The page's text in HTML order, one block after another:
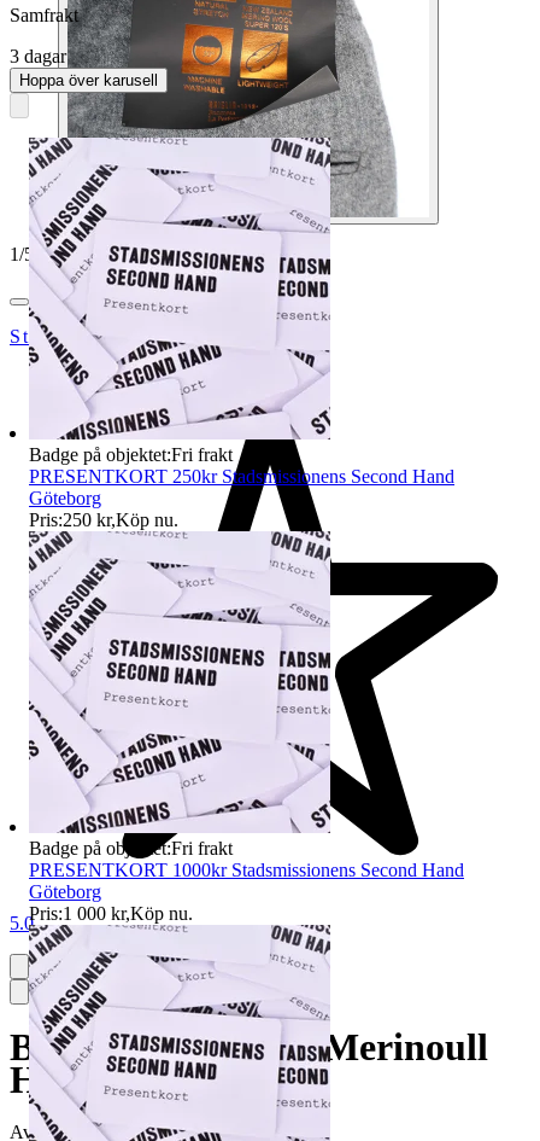
1/5
StadsmissionensSecondhandGbg
5.0
Briglia Slacks Grå Merinoull
Herr Stl. 56
Avslutad 7 jun 20:05
Samfrakt
3 dagar
Hoppa över karusell
Badge på objektet:Fri frakt
PRESENTKORT 250kr Stadsmissionens Second Hand
Göteborg
Pris:250 kr,Köp nu.
Badge på objektet:Fri frakt
PRESENTKORT 1000kr Stadsmissionens Second Hand
Göteborg
Pris:1 000 kr,Köp nu.